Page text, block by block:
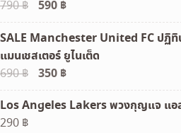
790฿
Original
price
was:
790 ฿.
590 ฿Current
price
is:
590 ฿.
SALE Manchester United FC ปฏิทิ
แมนเชสเตอร์ ยูไนเต็ด
690฿
Original
price
was:
350 ฿Current
price
is:
Los Angeles Lakers พวงกุญแจ แอล
290 ฿